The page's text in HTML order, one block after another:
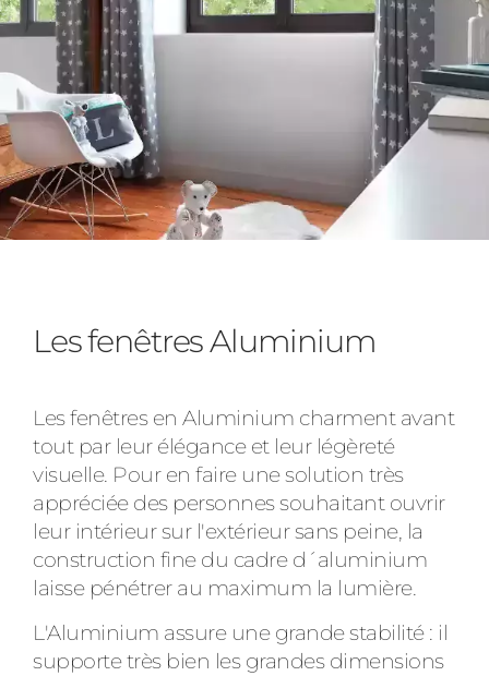
Les fenêtres Aluminium
Les fenêtres en Aluminium charment avant
tout par leur élégance et leur légèreté
visuelle. Pour en faire une solution très
appréciée des personnes souhaitant ouvrir
leur intérieur sur l'extérieur sans peine, la
construction fine du cadre d´aluminium
laisse pénétrer au maximum la lumière.
L'Aluminium assure une grande stabilité : il
supporte très bien les grandes dimensions